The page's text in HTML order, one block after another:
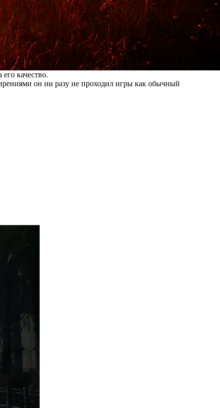
качество.
он ни разу не проходил игры как обычный